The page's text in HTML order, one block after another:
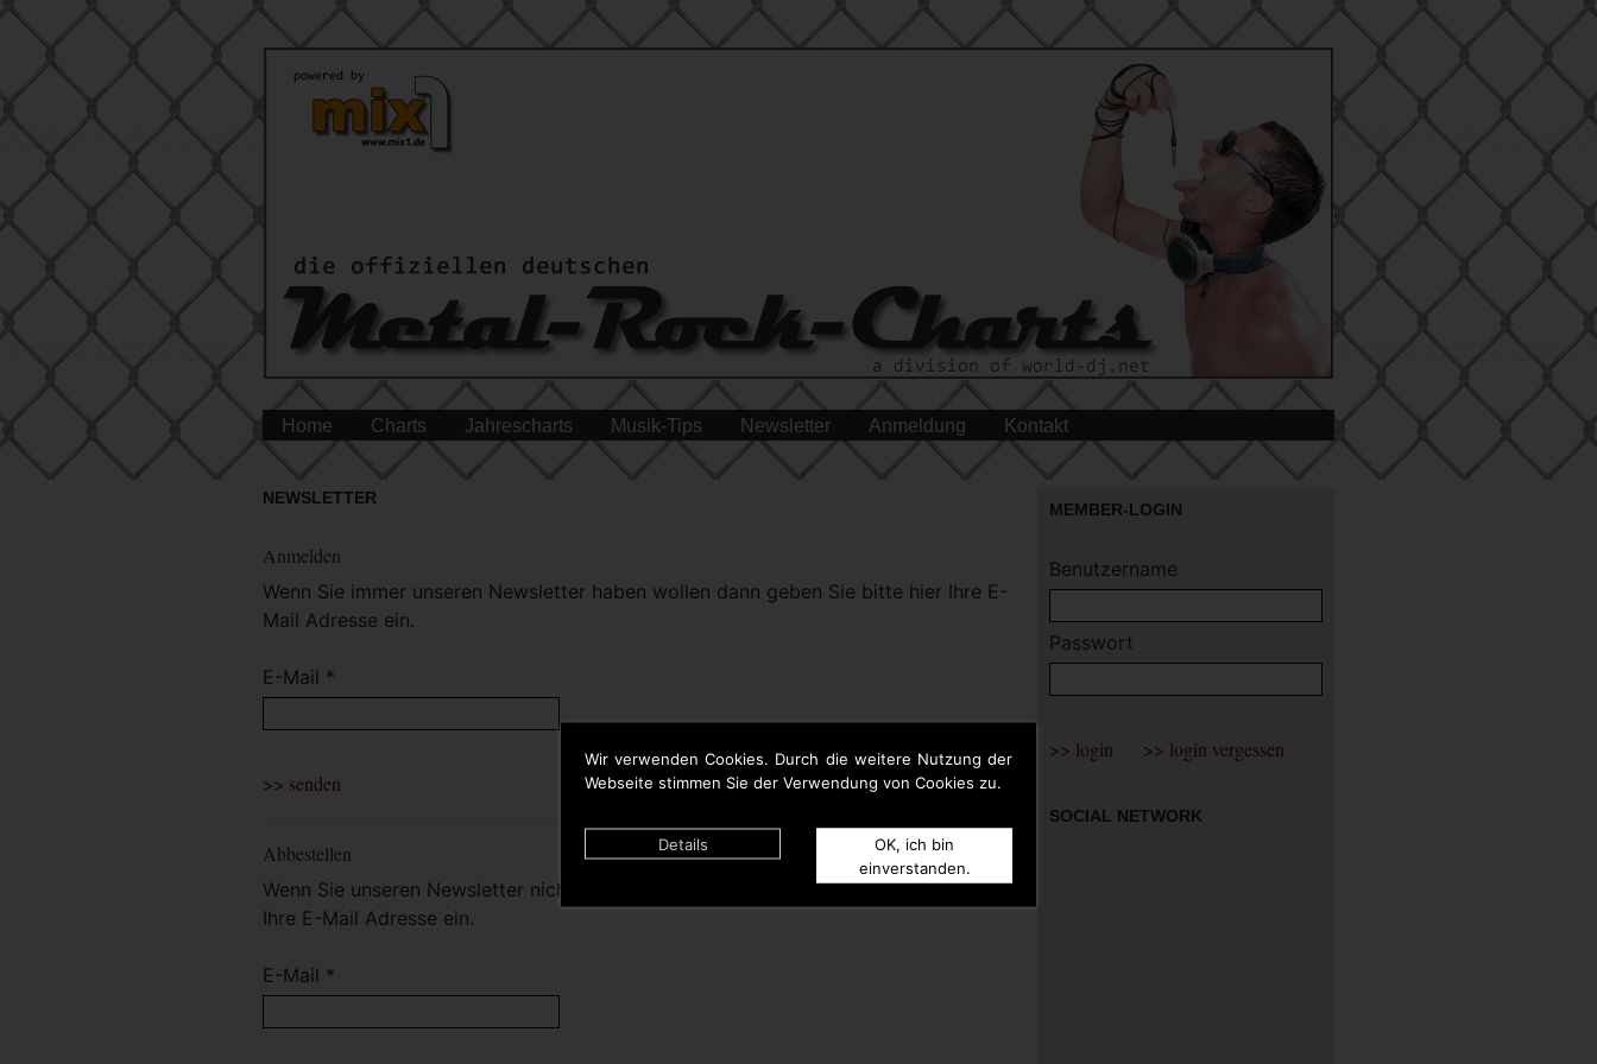
Wir verwenden Cookies. Durch die weitere Nutzung der
Webseite stimmen Sie der Verwendung von Cookies zu.
Details
OK, ich bin
einverstanden.
Home Charts Jahrescharts Musik-Tips Newsletter Anmeldung Kontakt
NEWSLETTER
Anmelden
Wenn Sie immer unseren Newsletter haben wollen dann geben Sie bitte hier Ihre E-
Mail Adresse ein.
E-Mail *
Abbestellen
Wenn Sie unseren Newsletter nicht mehr haben wollen dann geben Sie bitte hier
Ihre E-Mail Adresse ein.
E-Mail *
MEMBER-LOGIN
Benutzername
Passwort
SOCIAL NETWORK